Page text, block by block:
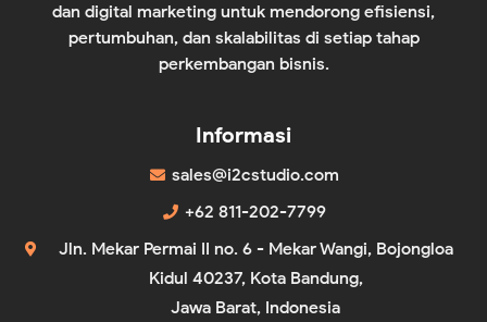
dan digital marketing untuk mendorong efisiensi,
pertumbuhan, dan skalabilitas di setiap tahap
perkembangan bisnis.
Informasi
sales@i2cstudio.com
+62 811-202-7799
Jln. Mekar Permai II no. 6 - Mekar Wangi, Bojongloa
Kidul 40237, Kota Bandung,
Jawa Barat, Indonesia